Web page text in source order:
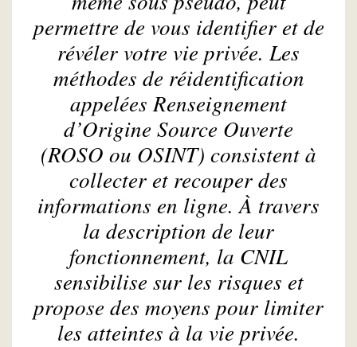
permettre de vous identifier et de
révéler votre vie privée. Les
méthodes de réidentification
appelées Renseignement
d’Origine Source Ouverte
(ROSO ou OSINT) consistent à
collecter et recouper des
informations en ligne. À travers
la description de leur
fonctionnement, la CNIL
sensibilise sur les risques et
propose des moyens pour limiter
les atteintes à la vie privée.